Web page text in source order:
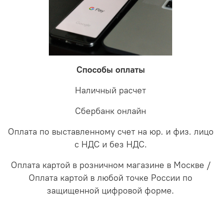
Способы оплаты
Наличный расчет
Сбербанк онлайн
Оплата по выставленному счет на юр. и физ. лицо
с НДС и без НДС.
Оплата картой в розничном магазине в Москве /
Оплата картой в любой точке России по
защищенной цифровой форме.